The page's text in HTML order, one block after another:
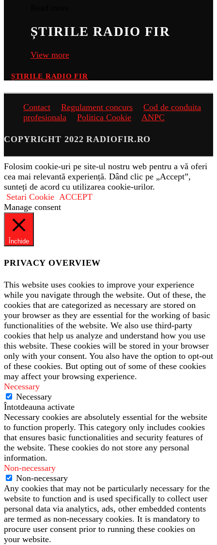
ȘTIRILE RADIO FIR
View more
ȘTIRILE RADIO FIR
Contact Regulament concurs
Cod de conduita
profesionala
Politica Cookie ANPC
COPYRIGHT 2022 RADIOFIR.RO
Folosim cookie-uri pe site-ul nostru web pentru a vă oferi
cea mai relevantă experiență. Dând clic pe „Accept”,
sunteți de acord cu utilizarea cookie-urilor.
Setari Cookie ACCEPT
Manage consent
Închide
PRIVACY OVERVIEW
This website uses cookies to improve your experience
while you navigate through the website. Out of these, the
cookies that are categorized as necessary are stored on
your browser as they are essential for the working of basic
functionalities of the website. We also use third-party
cookies that help us analyze and understand how you use
this website. These cookies will be stored in your browser
only with your consent. You also have the option to opt-out
of these cookies. But opting out of some of these cookies
may affect your browsing experience.
Necessary
Necessary
Întotdeauna activate
Necessary cookies are absolutely essential for the website
to function properly. This category only includes cookies
that ensures basic functionalities and security features of
the website. These cookies do not store any personal
information.
Non-necessary
Non-necessary
Any cookies that may not be particularly necessary for the
website to function and is used specifically to collect user
personal data via analytics, ads, other embedded contents
are termed as non-necessary cookies. It is mandatory to
procure user consent prior to running these cookies on
your website.